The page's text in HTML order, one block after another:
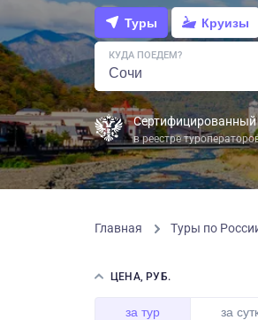
Туры Круизы
КУДА ПОЕДЕМ?
Сертифицированный
в реестре
Главная Туры по
ЦЕНА, РУБ.
за тур за